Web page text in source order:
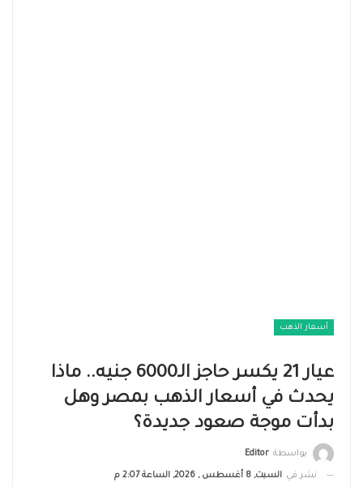
أسعار الذهب
عيار 21 يكسر حاجز الـ6000 جنيه.. ماذا
يحدث في أسعار الذهب بمصر وهل
بدأت موجة صعود جديدة؟
بواسطة Editor
نشر في السبت, 8 أغسطس , 2026, الساعة 2:07 م